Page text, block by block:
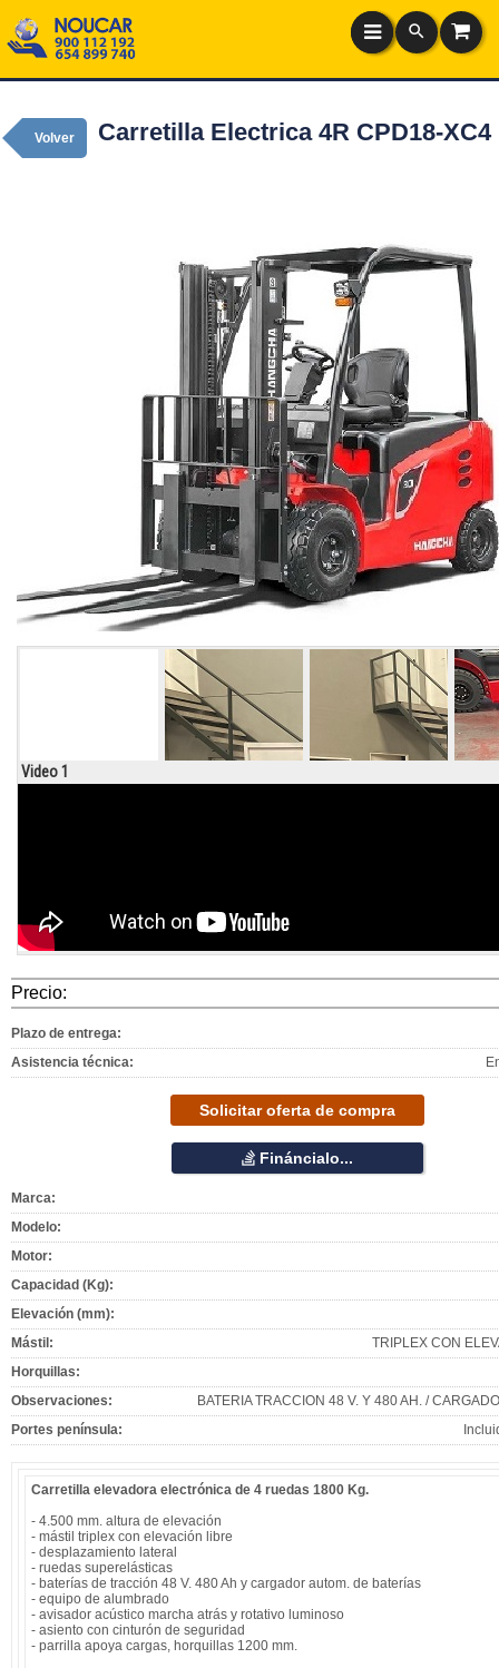
Volver Carretilla Electrica 4R CPD18-XC4
Video 1
Precio:
Plazo de entrega:
Asistencia técnica:
Solicitar oferta de compra
Fináncialo...
Marca:
Modelo:
Motor:
Capacidad (Kg):
Elevación (mm):
Mástil:
TRIPLEX CON
Horquillas:
Observaciones:
BATERIA TRACCION 48 V. Y 480 AH. /
Portes península:
Carretilla elevadora electrónica de 4 ruedas 1800 Kg.
- 4.500 mm. altura de elevación
- mástil triplex con elevación libre
- desplazamiento lateral
- ruedas superelásticas
- baterías de tracción 48 V. 480 Ah y cargador autom. de baterías
- equipo de alumbrado
- avisador acústico marcha atrás y rotativo luminoso
- asiento con cinturón de seguridad
- parrilla apoya cargas, horquillas 1200 mm.